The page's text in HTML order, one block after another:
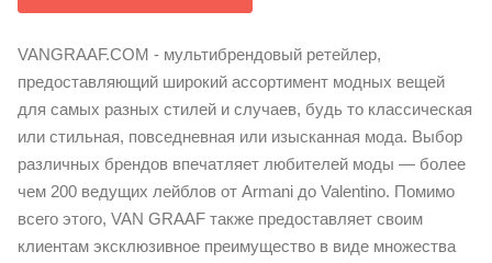
VANGRAAF.COM - мультибрендовый ретейлер,
предоставляющий широкий ассортимент модных вещей
для самых разных стилей и случаев, будь то классическая
или стильная, повседневная или изысканная мода. Выбор
различных брендов впечатляет любителей моды — более
чем 200 ведущих лейблов от Armani до Valentino. Помимо
всего этого, VAN GRAAF также предоставляет своим
клиентам эксклюзивное преимущество в виде множества